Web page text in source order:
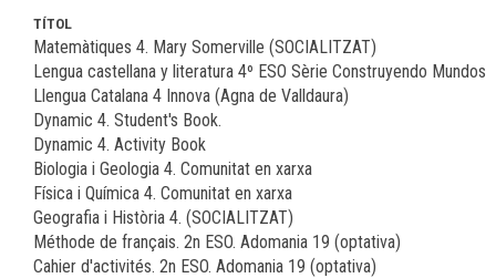
TÍTOL
Matemàtiques 4. Mary Somerville (SOCIALITZAT)
Lengua castellana y literatura 4º ESO Sèrie Construyendo Mundos
Llengua Catalana 4 Innova (Agna de Valldaura)
Dynamic 4. Student's Book.
Dynamic 4. Activity Book
Biologia i Geologia 4. Comunitat en xarxa
Física i Química 4. Comunitat en xarxa
Geografia i Història 4. (SOCIALITZAT)
Méthode de français. 2n ESO. Adomania 19 (optativa)
Cahier d'activités. 2n ESO. Adomania 19 (optativa)